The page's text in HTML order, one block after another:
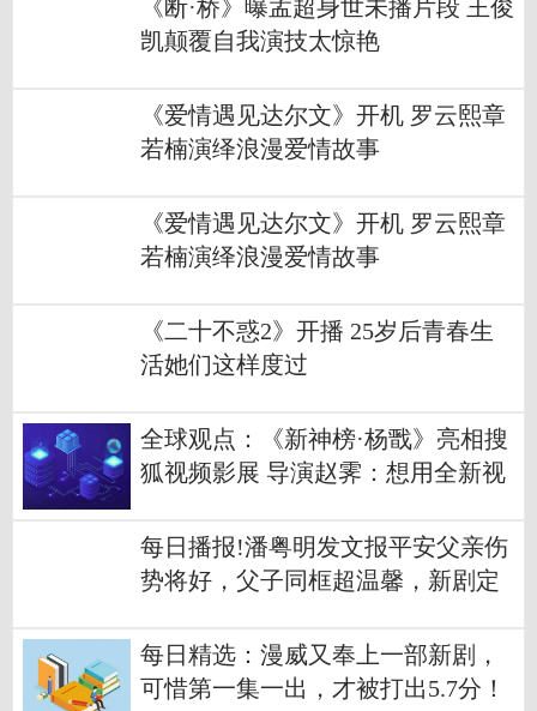
《断·桥》曝孟超身世未播片段 王俊
凯颠覆自我演技太惊艳
《爱情遇见达尔文》开机 罗云熙章
若楠演绎浪漫爱情故事
《爱情遇见达尔文》开机 罗云熙章
若楠演绎浪漫爱情故事
《二十不惑2》开播 25岁后青春生
活她们这样度过
全球观点：《新神榜·杨戬》亮相搜
狐视频影展 导演赵霁：想用全新视
每日播报!潘粤明发文报平安父亲伤
势将好，父子同框超温馨，新剧定
每日精选：漫威又奉上一部新剧，
可惜第一集一出，才被打出5.7分！